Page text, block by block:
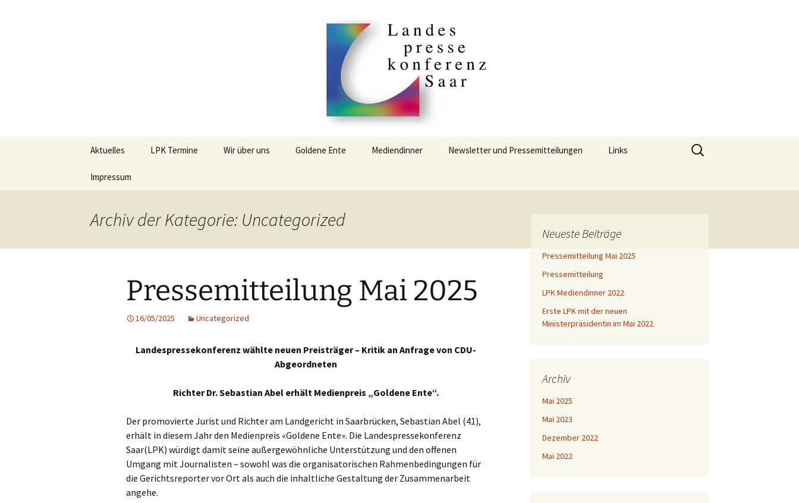
Landespressekonferenz Saar
springen
Aktuelles LPK Termine Wir über uns Goldene Ente Mediendinner Newsletter und Pressemitteilungen Links
Impressum
Suchen
nach:
Archiv der Kategorie: Uncategorized
Pressemitteilung Mai 2025
16/05/2025 Uncategorized
Landespressekonferenz wählte neuen Preisträger – Kritik an Anfrage von CDU-
Abgeordneten
Richter Dr. Sebastian Abel erhält Medienpreis „Goldene Ente“.
Der promovierte Jurist und Richter am Landgericht in Saarbrücken, Sebastian Abel (41),
erhält in diesem Jahr den Medienpreis «Goldene Ente». Die Landespressekonferenz
Saar(LPK) würdigt damit seine außergewöhnliche Unterstützung und den offenen
Umgang mit Journalisten – sowohl was die organisatorischen Rahmenbedingungen für
die Gerichtsreporter vor Ort als auch die inhaltliche Gestaltung der Zusammenarbeit
angehe.
Neueste Beiträge
Pressemitteilung Mai 2025
Pressemitteilung
LPK Mediendinner 2022
Erste LPK mit der neuen
Ministerpräsidentin im Mai 2022
Archiv
Mai 2025
Mai 2023
Dezember 2022
Mai 2022